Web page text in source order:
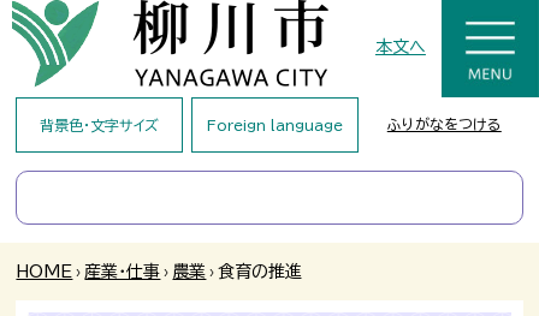
本文へ
背景色・文字サイズ Foreign language ふりがなをつける
HOME › 産業・仕事 › 農業 › 食育の推進